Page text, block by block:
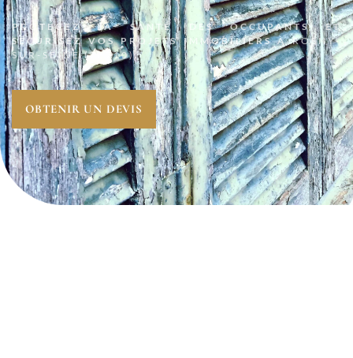
PROTÉGEZ LA SANTÉ DES OCCUPANTS ET
SÉCURISEZ VOS PROJETS IMMOBILIERSÀ ROSNY-
SUR-SEINE (78710).
OBTENIR UN DEVIS